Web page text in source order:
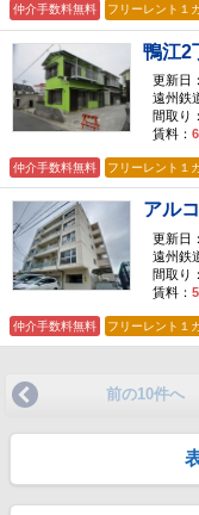
仲介手数料無料 フリーレント１
鴨江2
更新日
遠州鉄
間取り：
賃料：
仲介手数料無料 フリーレント１
アル
更新日
遠州鉄
間取り：
賃料：
仲介手数料無料 フリーレント１
前の10件へ